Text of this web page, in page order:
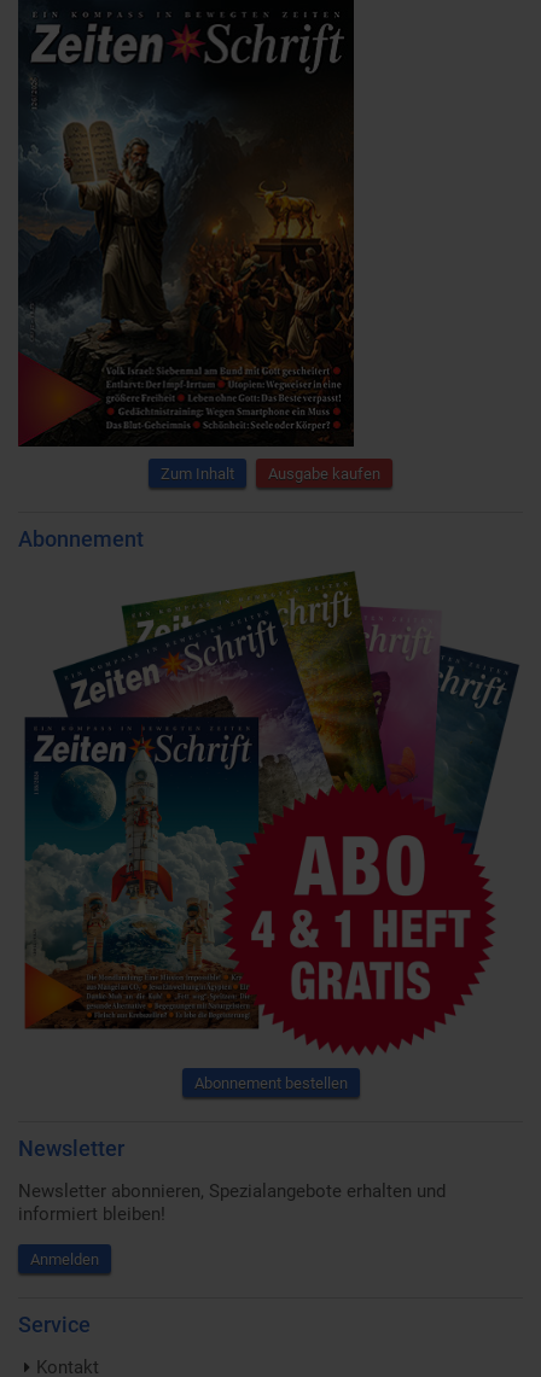
Zum Inhalt Ausgabe kaufen
Abonnement
Abonnement bestellen
Newsletter
Newsletter abonnieren, Spezialangebote erhalten und
informiert bleiben!
Anmelden
Service
Kontakt